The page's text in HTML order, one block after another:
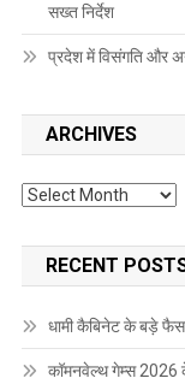
सख्त निर्देश
प्रदेश में विसंगति और
ARCHIVES
Archives
RECENT
धामी कैबिनेट के बड़े
कॉमनवेल्थ गेम्स 2026